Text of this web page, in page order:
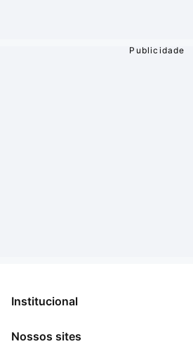
Institucional
Sobre
Nossos sites